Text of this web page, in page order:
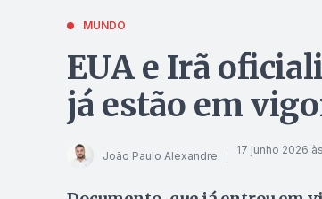
MUNDO
EUA e Irã
já estão em
João Paulo Alexandre 17 junho 2026